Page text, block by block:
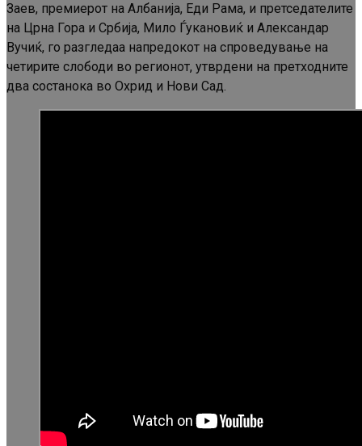
Заев, премиерот на Албанија, Еди Рама, и претседателите
на Црна Гора и Србија, Мило Ѓукановиќ и Александар
Вучиќ, го разгледаа напредокот на спроведување на
четирите слободи во регионот, утврдени на претходните
два состанока во Охрид и Нови Сад.